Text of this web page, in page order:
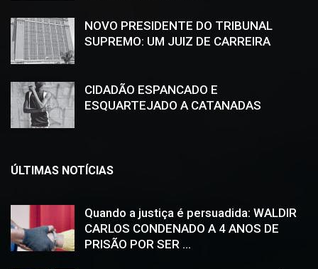
NOVO PRESIDENTE DO TRIBUNAL
SUPREMO: UM JUIZ DE CARREIRA
CIDADÃO ESPANCADO E
ESQUARTEJADO A CATANADAS
ÚLTIMAS NOTÍCIAS
Quando a justiça é persuadida: WALDIR
CARLOS CONDENADO A 4 ANOS DE
PRISÃO POR SER ...